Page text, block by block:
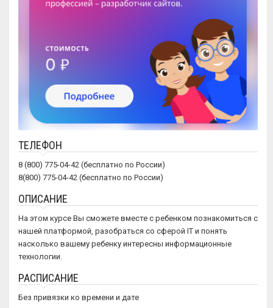
ТЕЛЕФОН
8 (800) 775-04-42 (бесплатно по России)
8(800) 775-04-42 (бесплатно по России)
ОПИСАНИЕ
На этом курсе Вы сможете вместе с ребенком познакомиться с
нашей платформой, разобраться со сферой IT и понять
насколько вашему ребенку интересны информационные
технологии.
РАСПИСАНИЕ
Без привязки ко времени и дате